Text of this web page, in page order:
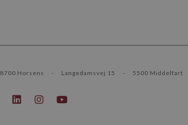
8700 Horsens - Langedamsvej 15 - 5500 Middelfart